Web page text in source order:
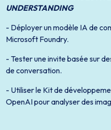
UNDERSTANDING
- Déployer un modèle IA de
Microsoft Foundry.
- Tester une invite basée sur
de conversation.
- Utiliser le Kit de
OpenAI pour analyser des